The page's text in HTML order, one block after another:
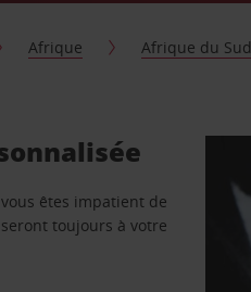
Afrique Afrique du Sud
êtes impatient de
toujours à votre